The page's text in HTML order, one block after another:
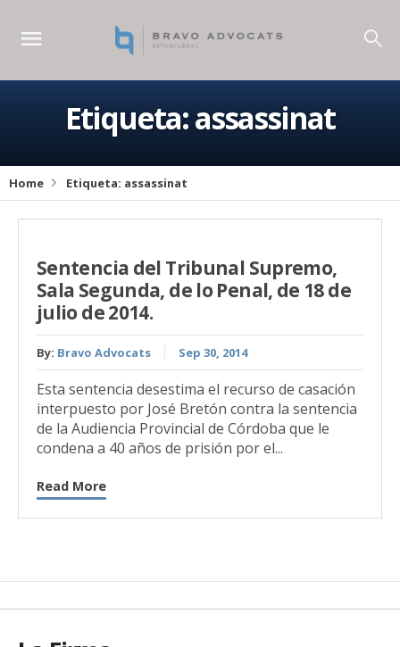
Etiqueta:assassinat
Home Etiqueta: assassinat
Sentencia del Tribunal Supremo,
Sala Segunda, de lo Penal, de 18 de
julio de 2014.
By: Bravo Advocats Sep 30, 2014
Esta sentencia desestima el recurso de casación
interpuesto por José Bretón contra la sentencia
de la Audiencia Provincial de Córdoba que le
condena a 40 años de prisión por el...
Read More